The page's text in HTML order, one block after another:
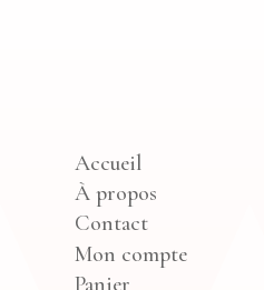
Accueil
À propos
Contact
Mon compte